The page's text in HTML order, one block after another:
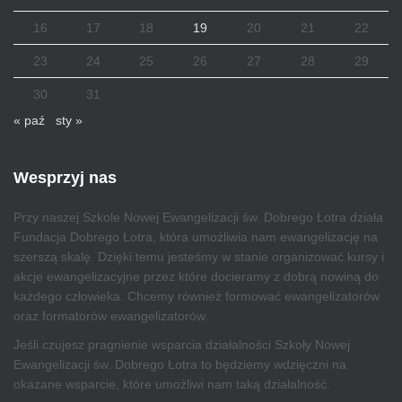
16 17 18 19 20 21 22
23 24 25 26 27 28 29
30
31
« paź
sty »
Wesprzyj nas
Przy naszej Szkole Nowej Ewangelizacji św. Dobrego Łotra działa
Fundacja Dobrego Łotra, która umożliwia nam ewangelizację na
szerszą skalę. Dzięki temu jesteśmy w stanie organizować kursy i
akcje ewangelizacyjne przez które docieramy z dobrą nowiną do
każdego człowieka. Chcemy również formować ewangelizatorów
oraz formatorów ewangelizatorów.
Jeśli czujesz pragnienie wsparcia działalności Szkoły Nowej
Ewangelizacji św. Dobrego Łotra to będziemy wdzięczni na
okazane wsparcie, które umożliwi nam taką działalność.